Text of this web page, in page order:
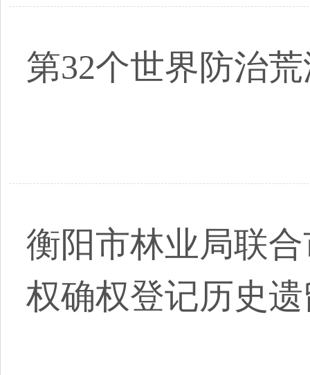
第32个世界防治
衡阳市林业局联
权确权登记历史